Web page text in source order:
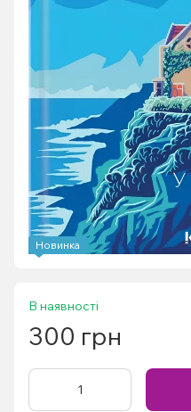
Новинка
В наявності
300 грн